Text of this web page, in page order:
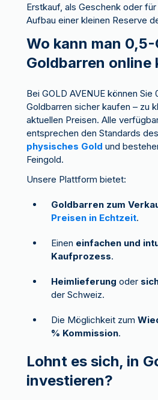
Erstkauf, als Geschenk oder
Aufbau einer kleinen Reserve
Wo kann man
Goldbarren online
Bei GOLD AVENUE können
Goldbarren sicher kaufen – zu
aktuellen Preisen. Alle
entsprechen den Standards
physisches Gold und
Feingold.
Unsere Plattform bietet:
Goldbarren zum
Preisen in Echtzeit.
Einen einfachen und
Kaufprozess.
Heimlieferung oder
der Schweiz.
Die Möglichkeit zum
% Kommission.
Lohnt es sich, in
investieren?